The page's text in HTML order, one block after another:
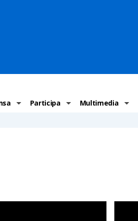
BJDH
DH
Participa Multimedia
Campañas